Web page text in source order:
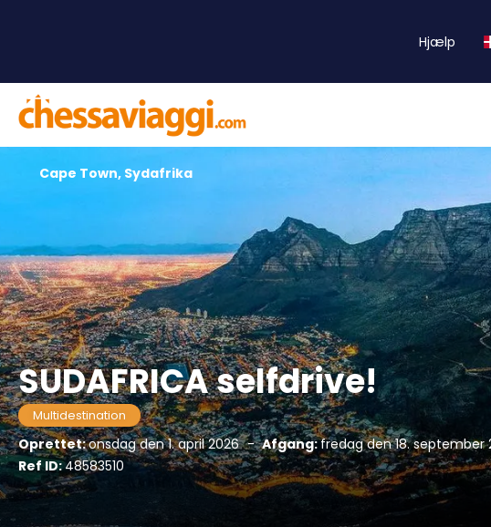
Hjælp
SUDAFRICA selfdrive!
Multidestination
Oprettet:onsdag den 1. april 2026 - Afgang:fredag den 18. september
Ref ID:48583510
Cape Town, Sydafrika